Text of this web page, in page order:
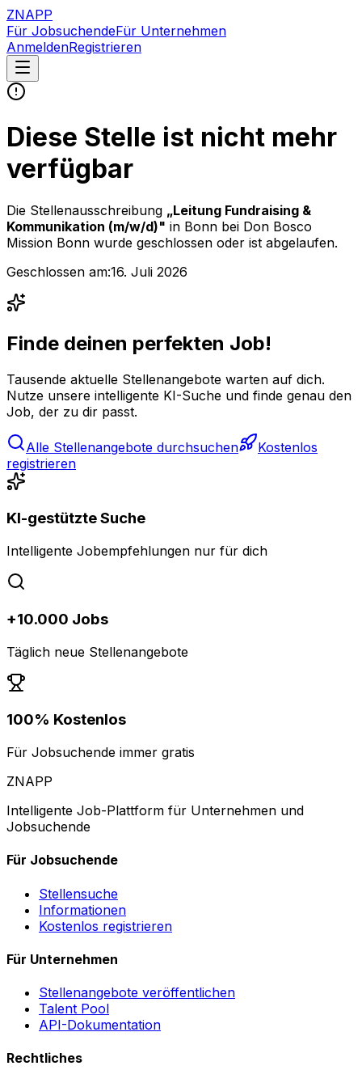
ZNAPP
Für JobsuchendeFür Unternehmen
AnmeldenRegistrieren
Diese Stelle ist nicht mehr
verfügbar
Die Stellenausschreibung „Leitung Fundraising &
Kommunikation (m/w/d)" in Bonn bei Don Bosco
Mission Bonn wurde geschlossen oder ist abgelaufen.
Geschlossen am:16. Juli 2026
Finde deinen perfekten Job!
Tausende aktuelle Stellenangebote warten auf dich.
Nutze unsere intelligente KI-Suche und finde genau den
Job, der zu dir passt.
Alle Stellenangebote durchsuchen
Kostenlos
registrieren
KI-gestützte Suche
Intelligente Jobempfehlungen nur für dich
+10.000 Jobs
Täglich neue Stellenangebote
100% Kostenlos
Für Jobsuchende immer gratis
ZNAPP
Intelligente Job-Plattform für Unternehmen und
Jobsuchende
Für Jobsuchende
Stellensuche
Informationen
Kostenlos registrieren
Für Unternehmen
Stellenangebote veröffentlichen
Talent Pool
API-Dokumentation
Rechtliches